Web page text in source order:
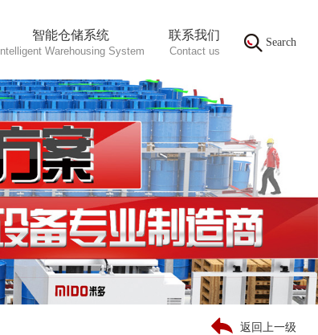
Search
智能仓储系统
Intelligent Warehousing System
联系我们
Contact us
返回上一级